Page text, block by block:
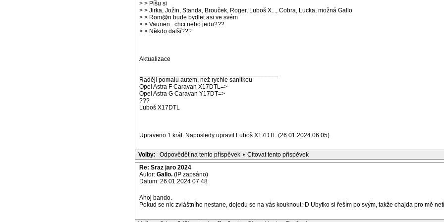
> > Píšu si
> > Jirka, Jožin, Standa, Brouček, Roger, Luboš X..., Cobra, Lucka, možná Gallo
> > Rom@n bude bydlet asi ve svém
> > Vaurien...chci nebo jedu???
> > Někdo další???
Aktualizace
Raději pomalu autem, než rychle sanitkou
Opel Astra F Caravan X17DTL=>
Opel Astra G Caravan Y17DT=>
???
Luboš X17DTL
Upraveno 1 krát. Naposledy upravil Luboš X17DTL (26.01.2024 06:05)
Volby: Odpovědět na tento příspěvek • Citovat tento příspěvek
Re: Sraz jaro 2024
Autor: Gallo. (IP zapsáno)
Datum: 26.01.2024 07:48
Ahoj bando.
Pokud se nic zvláštního nestane, dojedu se na vás kouknout:-D Ubytko si řeším po svým, takže chajda pro mě